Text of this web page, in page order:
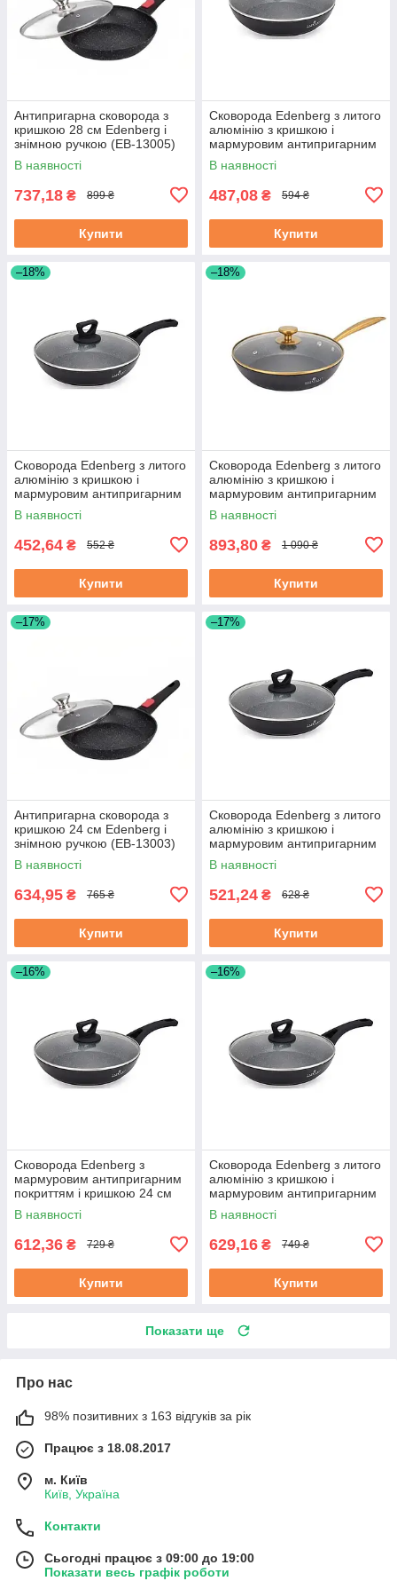
Антипригарна сковорода з
кришкою 28 см Edenberg і
знімною ручкою (EB-13005)
В наявності
737,18 ₴ 899 ₴
Купити
Сковорода Edenberg з литого
алюмінію з кришкою і
мармуровим антипригарним
покриттям 20 см (EB-7452)
В наявності
487,08 ₴ 594 ₴
Купити
–18%
Сковорода Edenberg з литого
алюмінію з кришкою і
мармуровим антипригарним
покриттям 18 см (EB-7451)
В наявності
452,64 ₴ 552 ₴
Купити
–18%
Сковорода Edenberg з литого
алюмінію з кришкою і
мармуровим антипригарним
покриттям 28 см (EB-3420)
В наявності
893,80 ₴ 1 090 ₴
Купити
–17%
Антипригарна сковорода з
кришкою 24 см Edenberg і
знімною ручкою (EB-13003)
В наявності
634,95 ₴ 765 ₴
Купити
–17%
Сковорода Edenberg з литого
алюмінію з кришкою і
мармуровим антипригарним
покриттям 22 см (EB-7453)
В наявності
521,24 ₴ 628 ₴
Купити
–16%
Сковорода Edenberg з
мармуровим антипригарним
покриттям і кришкою 24 см
(EB-7454)
В наявності
612,36 ₴ 729 ₴
Купити
–16%
Сковорода Edenberg з литого
алюмінію з кришкою і
мармуровим антипригарним
покриттям 26 см (EB-7455)
В наявності
629,16 ₴ 749 ₴
Купити
Показати ще
Про нас
98% позитивних з 163 відгуків за рік
Працює з 18.08.2017
м. Київ
Київ, Україна
Контакти
Сьогодні працює з 09:00 до 19:00
Показати весь графік роботи